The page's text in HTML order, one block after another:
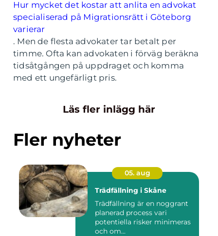
Hur mycket det kostar att anlita en advokat
specialiserad på Migrationsrätt i Göteborg
varierar
. Men de flesta advokater tar betalt per
timme. Ofta kan advokaten i förväg beräkna
tidsåtgången på uppdraget och komma
med ett ungefärligt pris.
Läs fler inlägg här
Fler nyheter
05. aug
Trädfällning i Skåne
Trädfällning är en noggrant
planerad process vari
potentiella risker minimeras
och om...